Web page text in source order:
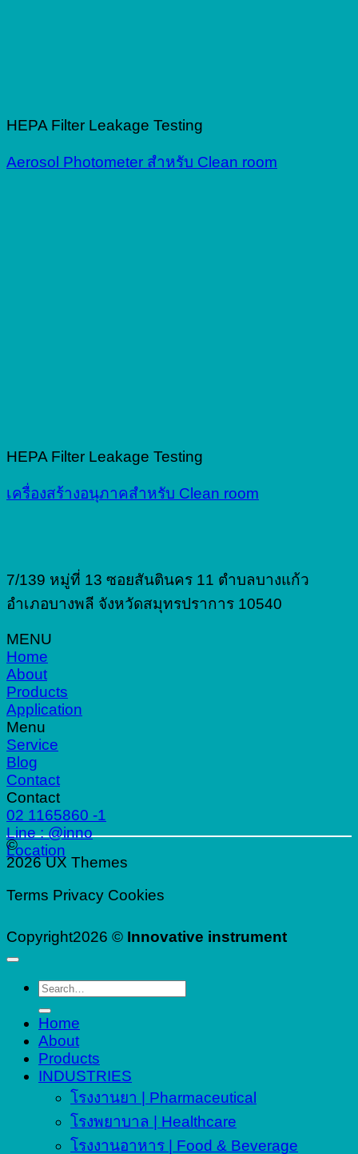
HEPA Filter Leakage Testing
Aerosol Photometer สำหรับ Clean room
HEPA Filter Leakage Testing
เครื่องสร้างอนุภาคสำหรับ Clean room
7/139 หมู่ที่ 13 ซอยสันตินคร 11 ตำบลบางแก้ว
อำเภอบางพลี จังหวัดสมุทรปราการ 10540
MENU
Home
About
Products
Application
Menu
Service
Blog
Contact
Contact
02 1165860 -1
Line : @inno
Location
©
2026 UX Themes
Terms Privacy Cookies
Copyright2026 © Innovative instrument
Search
for:
Home
About
Products
INDUSTRIES
โรงงานยา | Pharmaceutical
โรงพยาบาล | Healthcare
โรงงานอาหาร | Food & Beverage